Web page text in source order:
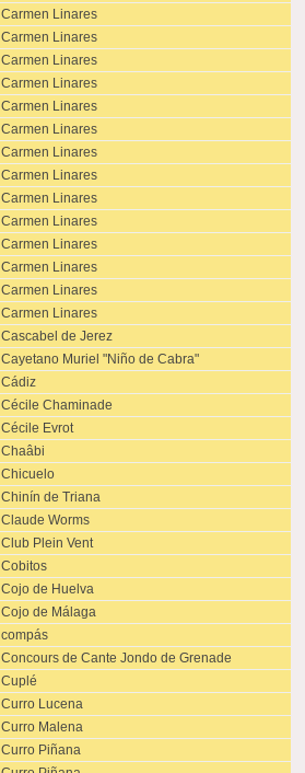
Carmen Linares
Carmen Linares
Carmen Linares
Carmen Linares
Carmen Linares
Carmen Linares
Carmen Linares
Carmen Linares
Carmen Linares
Carmen Linares
Carmen Linares
Carmen Linares
Carmen Linares
Carmen Linares
Cascabel de Jerez
Cayetano Muriel "Niño de Cabra"
Cádiz
Cécile Chaminade
Cécile Evrot
Chaâbi
Chicuelo
Chinín de Triana
Claude Worms
Club Plein Vent
Cobitos
Cojo de Huelva
Cojo de Málaga
compás
Concours de Cante Jondo de Grenade
Cuplé
Curro Lucena
Curro Malena
Curro Piñana